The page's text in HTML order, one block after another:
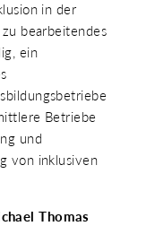
in der
bearbeitendes
ein
Betriebe
und
von inklusiven
Thomas